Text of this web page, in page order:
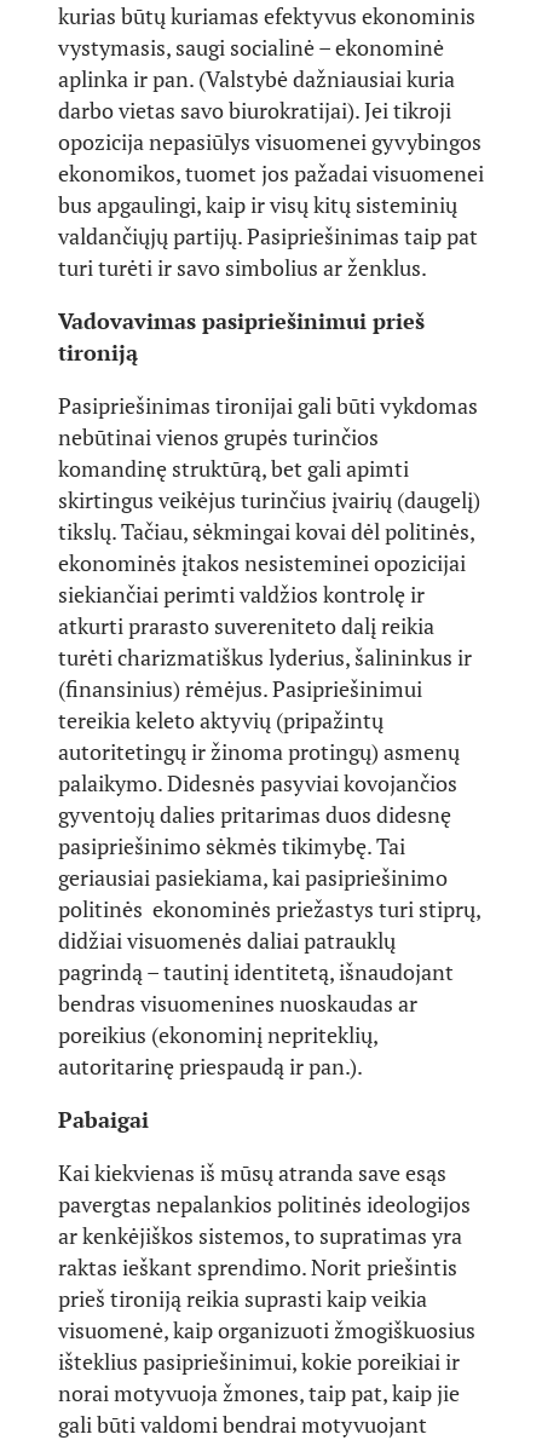
kurias būtų kuriamas efektyvus ekonominis
vystymasis, saugi socialinė – ekonominė
aplinka ir pan. (Valstybė dažniausiai kuria
darbo vietas savo biurokratijai). Jei tikroji
opozicija nepasiūlys visuomenei gyvybingos
ekonomikos, tuomet jos pažadai visuomenei
bus apgaulingi, kaip ir visų kitų sisteminių
valdančiųjų partijų. Pasipriešinimas taip pat
turi turėti ir savo simbolius ar ženklus.
Vadovavimas pasipriešinimui prieš
tironiją
Pasipriešinimas tironijai gali būti vykdomas
nebūtinai vienos grupės turinčios
komandinę struktūrą, bet gali apimti
skirtingus veikėjus turinčius įvairių (daugelį)
tikslų. Tačiau, sėkmingai kovai dėl politinės,
ekonominės įtakos nesisteminei opozicijai
siekiančiai perimti valdžios kontrolę ir
atkurti prarasto suvereniteto dalį reikia
turėti charizmatiškus lyderius, šalininkus ir
(finansinius) rėmėjus. Pasipriešinimui
tereikia keleto aktyvių (pripažintų
autoritetingų ir žinoma protingų) asmenų
palaikymo. Didesnės pasyviai kovojančios
gyventojų dalies pritarimas duos didesnę
pasipriešinimo sėkmės tikimybę. Tai
geriausiai pasiekiama, kai pasipriešinimo
politinės ekonominės priežastys turi stiprų,
didžiai visuomenės daliai patrauklų
pagrindą – tautinį identitetą, išnaudojant
bendras visuomenines nuoskaudas ar
poreikius (ekonominį nepriteklių,
autoritarinę priespaudą ir pan.).
Pabaigai
Kai kiekvienas iš mūsų atranda save esąs
pavergtas nepalankios politinės ideologijos
ar kenkėjiškos sistemos, to supratimas yra
raktas ieškant sprendimo. Norit priešintis
prieš tironiją reikia suprasti kaip veikia
visuomenė, kaip organizuoti žmogiškuosius
išteklius pasipriešinimui, kokie poreikiai ir
norai motyvuoja žmones, taip pat, kaip jie
gali būti valdomi bendrai motyvuojant